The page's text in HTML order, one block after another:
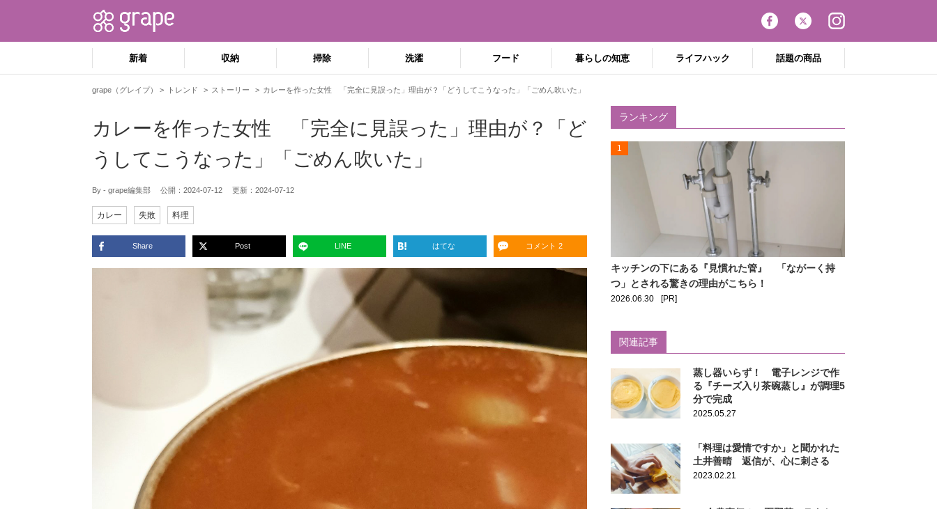
新着 収納 掃除 洗濯 フード 暮らしの知恵 ライフハック 話題の商品
grape（グレイプ） トレンド ストーリー カレーを作った女性 「完全に見誤った」理由が？「どうしてこうなった」「ごめん吹いた」
カレーを作った女性 「完全に見誤った」理由が？「ど
うしてこうなった」「ごめん吹いた」
By - grape編集部 公開： 2024-07-12 更新： 2024-07-12
カレー 失敗 料理
Share Post LINE はてな コメント 2
ランキング
1
キッチンの下にある『見慣れた管』 「ながーく持
つ」とされる驚きの理由がこちら！
2026.06.30 [PR]
関連記事
蒸し器いらず！ 電子レンジで作
る『チーズ入り茶碗蒸し』が調理5
分で完成
2025.05.27
「料理は愛情ですか」と聞かれた
土井善晴 返信が、心に刺さる
2023.02.21